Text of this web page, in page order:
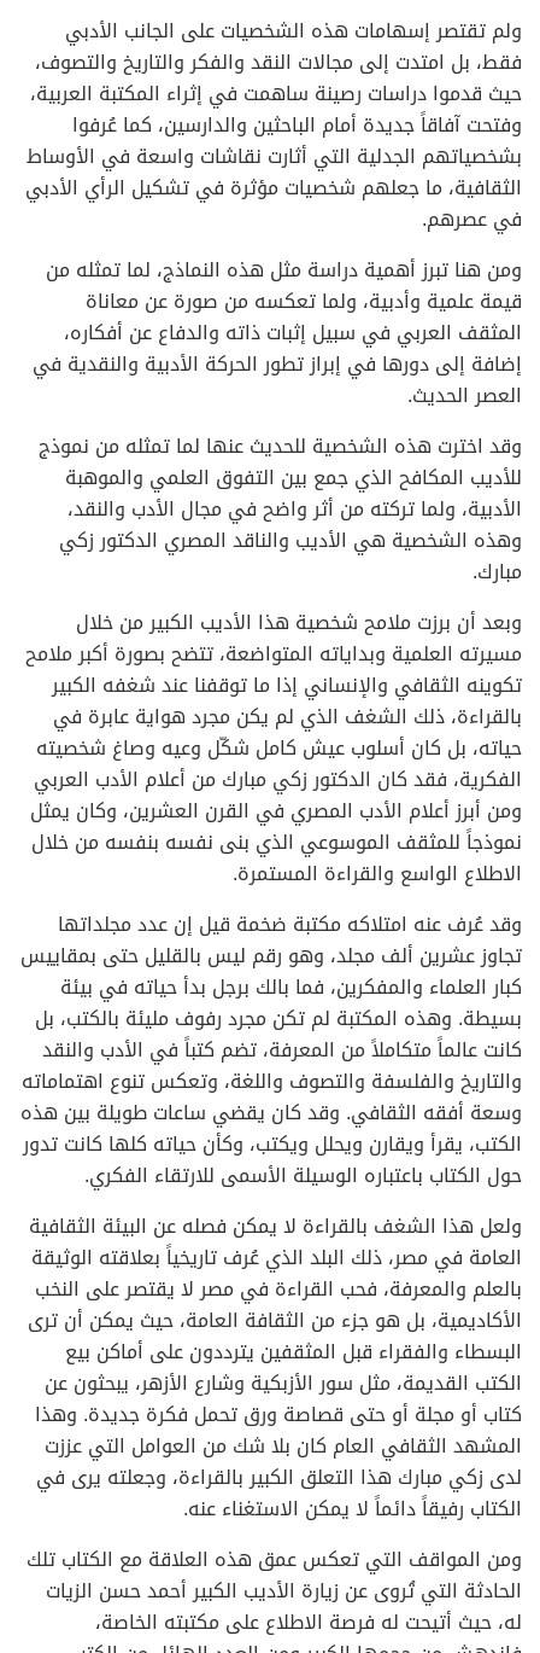
ولم تقتصر إسهامات هذه الشخصيات على الجانب الأدبي
فقط، بل امتدت إلى مجالات النقد والفكر والتاريخ والتصوف،
حيث قدموا دراسات رصينة ساهمت في إثراء المكتبة العربية،
وفتحت آفاقاً جديدة أمام الباحثين والدارسين، كما عُرفوا
بشخصياتهم الجدلية التي أثارت نقاشات واسعة في الأوساط
الثقافية، ما جعلهم شخصيات مؤثرة في تشكيل الرأي الأدبي
في عصرهم.
ومن هنا تبرز أهمية دراسة مثل هذه النماذج، لما تمثله من
قيمة علمية وأدبية، ولما تعكسه من صورة عن معاناة
المثقف العربي في سبيل إثبات ذاته والدفاع عن أفكاره،
إضافة إلى دورها في إبراز تطور الحركة الأدبية والنقدية في
العصر الحديث.
وقد اخترت هذه الشخصية للحديث عنها لما تمثله من نموذج
للأديب المكافح الذي جمع بين التفوق العلمي والموهبة
الأدبية، ولما تركته من أثر واضح في مجال الأدب والنقد،
وهذه الشخصية هي الأديب والناقد المصري الدكتور زكي
مبارك.
وبعد أن برزت ملامح شخصية هذا الأديب الكبير من خلال
مسيرته العلمية وبداياته المتواضعة، تتضح بصورة أكبر ملامح
تكوينه الثقافي والإنساني إذا ما توقفنا عند شغفه الكبير
بالقراءة، ذلك الشغف الذي لم يكن مجرد هواية عابرة في
حياته، بل كان أسلوب عيش كامل شكّل وعيه وصاغ شخصيته
الفكرية، فقد كان الدكتور زكي مبارك من أعلام الأدب العربي
ومن أبرز أعلام الأدب المصري في القرن العشرين، وكان يمثل
نموذجاً للمثقف الموسوعي الذي بنى نفسه بنفسه من خلال
الاطلاع الواسع والقراءة المستمرة.
وقد عُرف عنه امتلاكه مكتبة ضخمة قيل إن عدد مجلداتها
تجاوز عشرين ألف مجلد، وهو رقم ليس بالقليل حتى بمقاييس
كبار العلماء والمفكرين، فما بالك برجل بدأ حياته في بيئة
بسيطة. وهذه المكتبة لم تكن مجرد رفوف مليئة بالكتب، بل
كانت عالماً متكاملاً من المعرفة، تضم كتباً في الأدب والنقد
والتاريخ والفلسفة والتصوف واللغة، وتعكس تنوع اهتماماته
وسعة أفقه الثقافي. وقد كان يقضي ساعات طويلة بين هذه
الكتب، يقرأ ويقارن ويحلل ويكتب، وكأن حياته كلها كانت تدور
حول الكتاب باعتباره الوسيلة الأسمى للارتقاء الفكري.
ولعل هذا الشغف بالقراءة لا يمكن فصله عن البيئة الثقافية
العامة في مصر، ذلك البلد الذي عُرف تاريخياً بعلاقته الوثيقة
بالعلم والمعرفة، فحب القراءة في مصر لا يقتصر على النخب
الأكاديمية، بل هو جزء من الثقافة العامة، حيث يمكن أن ترى
البسطاء والفقراء قبل المثقفين يترددون على أماكن بيع
الكتب القديمة، مثل سور الأزبكية وشارع الأزهر، يبحثون عن
كتاب أو مجلة أو حتى قصاصة ورق تحمل فكرة جديدة. وهذا
المشهد الثقافي العام كان بلا شك من العوامل التي عززت
لدى زكي مبارك هذا التعلق الكبير بالقراءة، وجعلته يرى في
الكتاب رفيقاً دائماً لا يمكن الاستغناء عنه.
ومن المواقف التي تعكس عمق هذه العلاقة مع الكتاب تلك
الحادثة التي تُروى عن زيارة الأديب الكبير أحمد حسن الزيات
له، حيث أتيحت له فرصة الاطلاع على مكتبته الخاصة،